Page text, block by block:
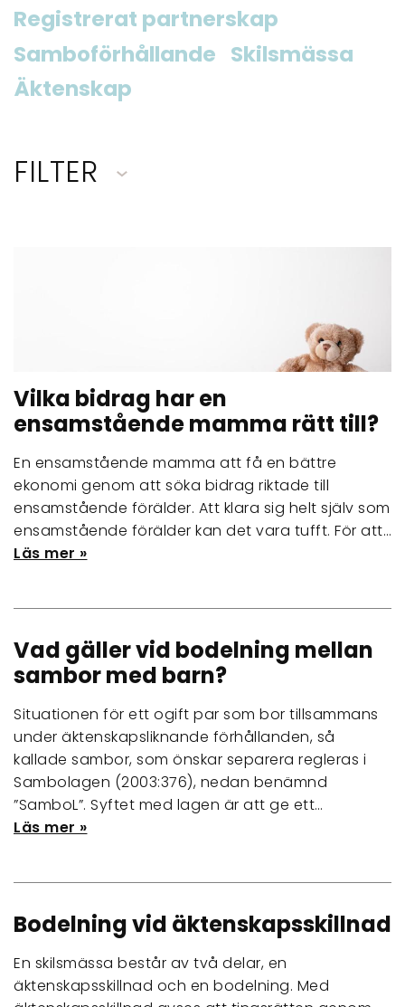
Registrerat partnerskap
Samboförhållande Skilsmässa
Äktenskap
FILTER
Vilka bidrag har en
ensamstående mamma rätt till?
En ensamstående mamma att få en bättre
ekonomi genom att söka bidrag riktade till
ensamstående förälder. Att klara sig helt själv som
ensamstående förälder kan det vara tufft. För att…
Läs mer »
Vad gäller vid bodelning mellan
sambor med barn?
Situationen för ett ogift par som bor tillsammans
under äktenskapsliknande förhållanden, så
kallade sambor, som önskar separera regleras i
Sambolagen (2003:376), nedan benämnd
”SamboL”. Syftet med lagen är att ge ett…
Läs mer »
Bodelning vid äktenskapsskillnad
En skilsmässa består av två delar, en
äktenskapsskillnad och en bodelning. Med